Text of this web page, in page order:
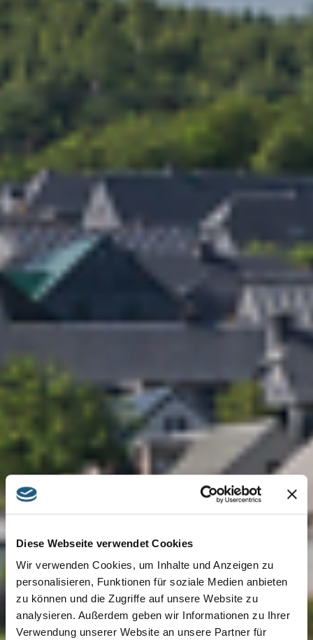
Diese Webseite verwendet Cookies
Wir verwenden Cookies, um Inhalte und Anzeigen zu
personalisieren, Funktionen für soziale Medien anbieten
zu können und die Zugriffe auf unsere Website zu
analysieren. Außerdem geben wir Informationen zu Ihrer
Verwendung unserer Website an unsere Partner für